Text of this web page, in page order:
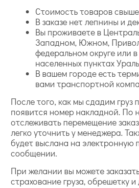
Стоимость товаров
В заказе нет лепнины и
Вы проживаете в
Западном, Южном,
федеральном округе или
населенных пунктах
В вашем городе есть
вами транспортной
После того, как мы сдадим груз
появится номер накладной. По
отслеживать перемещение
легко уточнить у менеджера.
будет выслана на электронную
сообщении.
При желании вы можете
страхование груза, обрешетку